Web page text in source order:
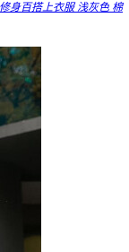
身百搭上衣服 浅灰色 棉